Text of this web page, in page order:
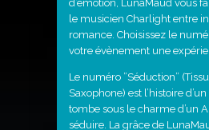
d’émotion, LunaMaud vous
le musicien Charlight entre
romance. Choisissez le
votre évènement une
Le numéro ”Séduction”
Saxophone) est l’histoire
tombe sous le charme d’un
séduire. La grâce de